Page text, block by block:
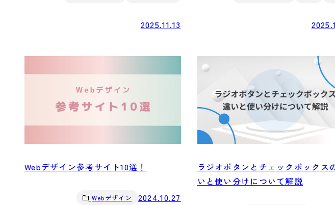
2025.11.13
Webデザイン参考サイト10選！
Webデザイン 2024.10.27
ラジオボタンとチェックボックス
いと使い分けについて解説